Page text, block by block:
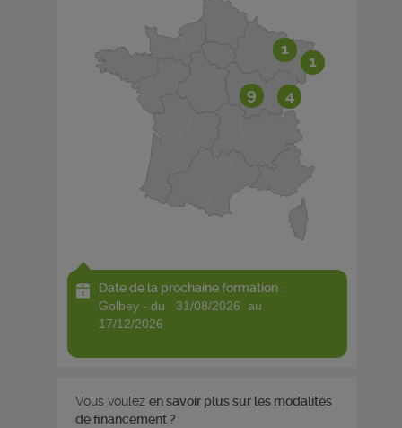
1
9
4
1
Date de la prochaine formation :
golbey - du 31/08/2026 au
17/12/2026
Vous voulez en savoir plus sur les modalités
de financement ?